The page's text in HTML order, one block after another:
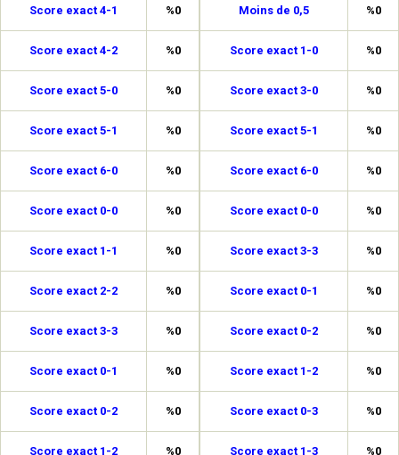
Score exact 4-1 %0
Score exact 4-2 %0
Score exact 5-0 %0
Score exact 5-1 %0
Score exact 6-0 %0
Score exact 0-0 %0
Score exact 1-1 %0
Score exact 2-2 %0
Score exact 3-3 %0
Score exact 0-1 %0
Score exact 0-2 %0
Score exact 1-2 %0
Moins de 0,5 %0
Score exact 1-0 %0
Score exact 3-0 %0
Score exact 5-1 %0
Score exact 6-0 %0
Score exact 0-0 %0
Score exact 3-3 %0
Score exact 0-1 %0
Score exact 0-2 %0
Score exact 1-2 %0
Score exact 0-3 %0
Score exact 1-3 %0